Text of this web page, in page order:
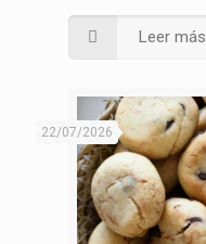
Leer más
22/07/2026